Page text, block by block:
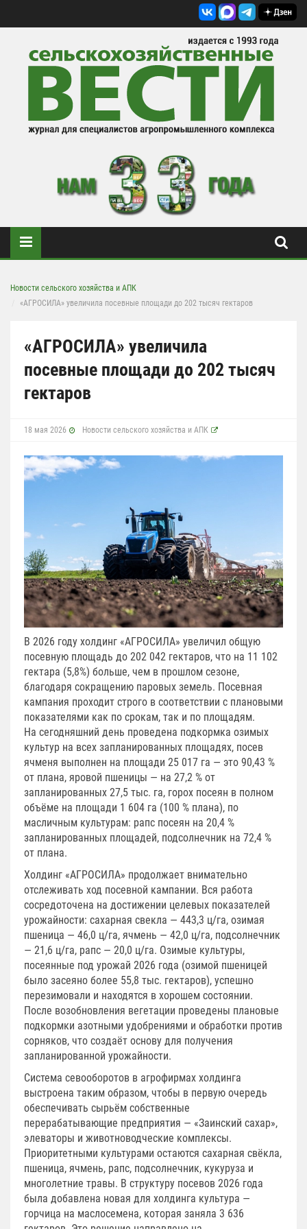
Новости сельского хозяйства и АПК
«АГРОСИЛА» увеличила посевные площади до 202 тысяч гектаров
«АГРОСИЛА» увеличила
посевные площади до 202 тысяч
гектаров
18 мая 2026 Новости сельского хозяйства и АПК
В 2026 году холдинг «АГРОСИЛА» увеличил общую
посевную площадь до 202 042 гектаров, что на 11 102
гектара (5,8%) больше, чем в прошлом сезоне,
благодаря сокращению паровых земель. Посевная
кампания проходит строго в соответствии с плановыми
показателями как по срокам, так и по площадям.
На сегодняшний день проведена подкормка озимых
культур на всех запланированных площадях, посев
ячменя выполнен на площади 25 017 га — это 90,43 %
от плана, яровой пшеницы — на 27,2 % от
запланированных 27,5 тыс. га, горох посеян в полном
объёме на площади 1 604 га (100 % плана), по
масличным культурам: рапс посеян на 20,4 %
запланированных площадей, подсолнечник на 72,4 %
от плана.
Холдинг «АГРОСИЛА» продолжает внимательно
отслеживать ход посевной кампании. Вся работа
сосредоточена на достижении целевых показателей
урожайности: сахарная свекла — 443,3 ц/га, озимая
пшеница — 46,0 ц/га, ячмень — 42,0 ц/га, подсолнечник
— 21,6 ц/га, рапс — 20,0 ц/га. Озимые культуры,
посеянные под урожай 2026 года (озимой пшеницей
было засеяно более 55,8 тыс. гектаров), успешно
перезимовали и находятся в хорошем состоянии.
После возобновления вегетации проведены плановые
подкормки азотными удобрениями и обработки против
сорняков, что создаёт основу для получения
запланированной урожайности.
Система севооборотов в агрофирмах холдинга
выстроена таким образом, чтобы в первую очередь
обеспечивать сырьём собственные
перерабатывающие предприятия — «Заинский сахар»,
элеваторы и животноводческие комплексы.
Приоритетными культурами остаются сахарная свёкла,
пшеница, ячмень, рапс, подсолнечник, кукуруза и
многолетние травы. В структуру посевов 2026 года
была добавлена новая для холдинга культура —
горчица на маслосемена, которая заняла 3 636